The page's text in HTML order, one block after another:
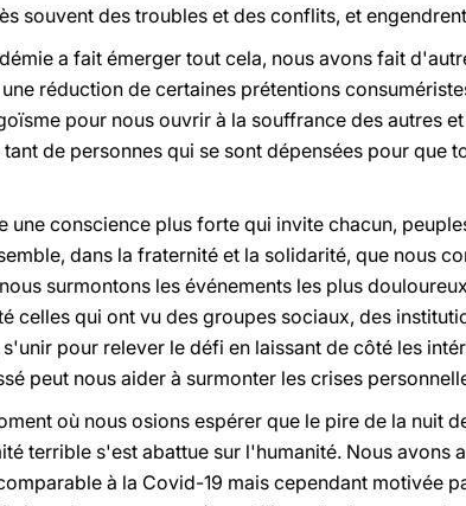
souvent des troubles et des conflits, et
a fait émerger tout cela, nous avons fait
réduction de certaines prétentions
pour nous ouvrir à la souffrance des autres
de personnes qui se sont dépensées pour que
une conscience plus forte qui invite chacun,
dans la fraternité et la solidarité, que nous
surmontons les événements les plus
celles qui ont vu des groupes sociaux, des
pour relever le défi en laissant de côté les
peut nous aider à surmonter les crises
où nous osions espérer que le pire de la nuit
terrible s'est abattue sur l'humanité. Nous avons
à la Covid-19 mais cependant motivée